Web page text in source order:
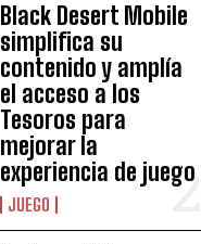
Black Desert Mobile
simplifica su
contenido y amplía
el acceso a los
Tesoros para
mejorar la
experiencia de juego
JUEGO